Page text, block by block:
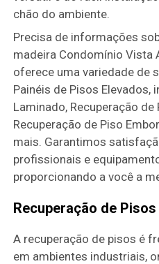
chão do ambiente.
Precisa de informações
madeira Condomínio Vista
oferece uma variedade de
Painéis de Pisos Elevados,
Laminado, Recuperação de
Recuperação de Piso
mais. Garantimos
profissionais e
proporcionando a você a
Recuperação de Pisos
A recuperação de pisos é
em ambientes industriais,